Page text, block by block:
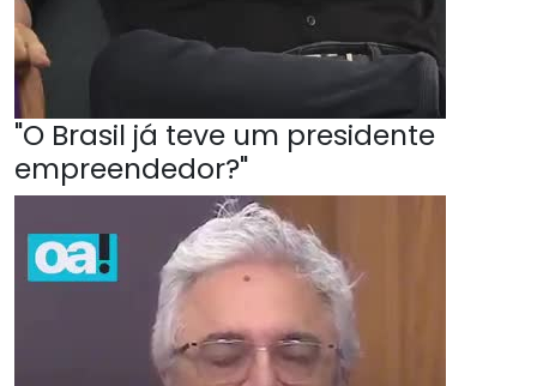
"O Brasil já teve um presidente
empreendedor?"